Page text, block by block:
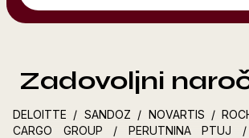
Zadovoljni
DELOITTE / SANDOZ / NOVARTIS /
CARGO GROUP / PERUTNINA PTUJ /